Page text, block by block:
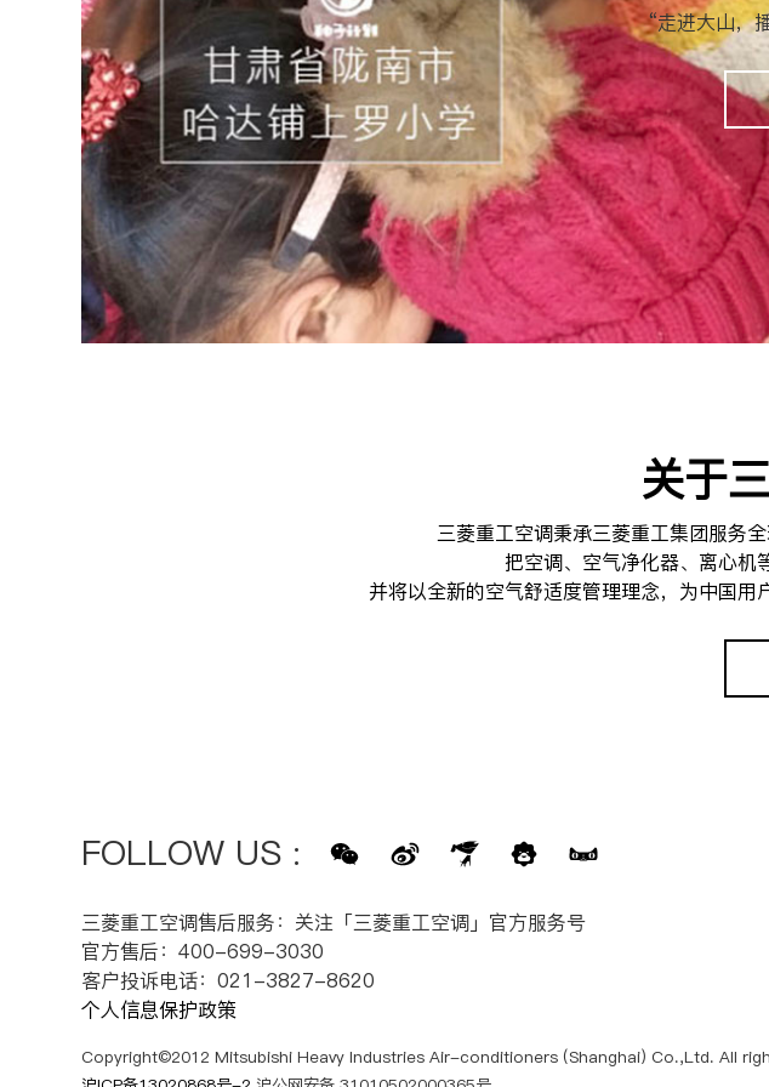
“走进大山，
关于
三菱重工空调秉承三菱重工集团服务
把空调、空气净化器、离心机
并将以全新的空气舒适度管理理念，为中国用
FOLLOW US :
三菱重工空调售后服务：关注「三菱重工空调」官方服务号
官方售后：400-699-3030
客户投诉电话：021-3827-8620
个人信息保护政策
Copyright©2012 Mitsubishi Heavy Industries Air-conditioners (Shanghai) Co.,Ltd. All